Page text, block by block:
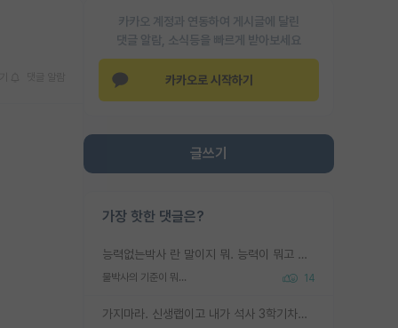
카카오 계정과 연동하여 게시글에 달린
댓글 알람, 소식등을 빠르게 받아보세요
카카오로 시작하기
글쓰기
가장 핫한 댓글은?
능력없는박사 란 말이지 뭐. 능력이 뭐고 능력이 있다는게 뭔지는 사람마다 기준이 다르니까 얘기해봐야 서로 자기 기준만 얘기해서 논쟁이 끝이 안나고. 주위에서 능력있고 야심있는 신입생이 교수가 유의미한 피드백을 아예 안주면서 제대로된 과제에 참여해볼 기회도 제공하지 않고 잡일 뺑뺑이만 돌려서 맨날 단순작업만 하면서 밤새다가 눈빛이 점점 죽어가는걸 본 사람은 물박사는 교수탓이라고 하고, 교수는 이것저것 알려도 주고 기회도 주고 사수 동기 붙여주면서 어떻게든 끌고가려고 하는데 본인이 매일 뺀질거리면서 출근 하는둥마는둥 하다가 기껏 와서도 폰이나 쳐다보다가 실험 망치고 저녁약속있어서 먼저 가볼게요~ 하는걸 본 사람은 물박사는 본인탓이라고 함.
물박사의 기준이 뭐임? 14
가지마라. 신생랩이고 내가 석사 3학기차인데 최고참인데 나도 아무것도 모르는데 교수가 후배들 왜 논문 교육 안시키냐. 논문 왜 안 써오냐 닦달한다